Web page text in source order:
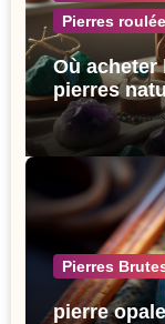
Pierres
Où
pierres
complet
éthiques,
Pierres
pierre